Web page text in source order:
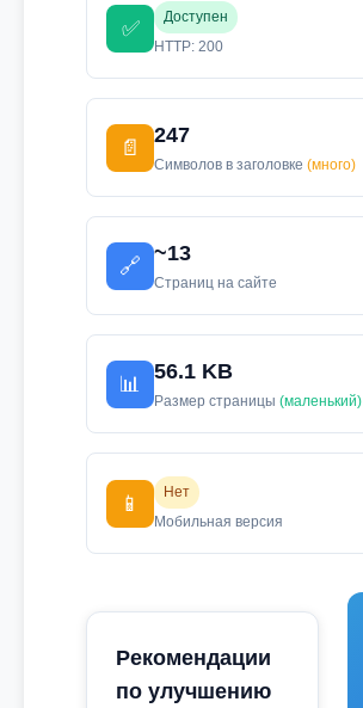
✅
Доступен
HTTP: 200
📄
247
Символов в заголовке (много)
🔗
~13
Страниц на сайте
📊
56.1 KB
Размер страницы (маленький)
📱
Нет
Мобильная версия
Рекомендации
по улучшению